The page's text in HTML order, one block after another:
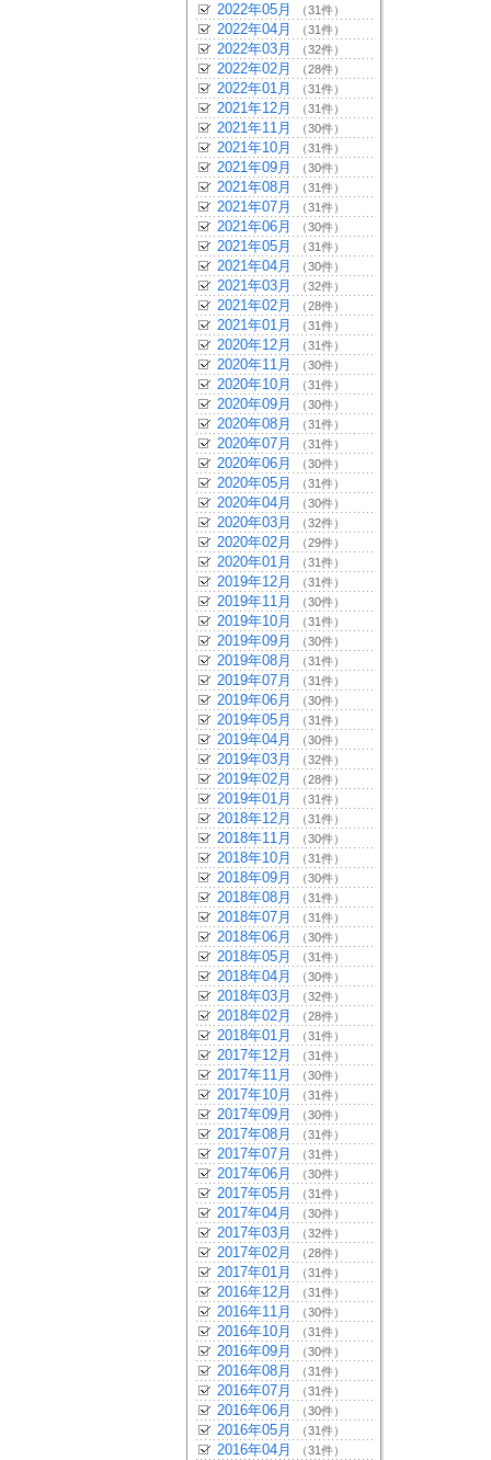
2022年05月 （31件）
2022年04月 （31件）
2022年03月 （32件）
2022年02月 （28件）
2022年01月 （31件）
2021年12月 （31件）
2021年11月 （30件）
2021年10月 （31件）
2021年09月 （30件）
2021年08月 （31件）
2021年07月 （31件）
2021年06月 （30件）
2021年05月 （31件）
2021年04月 （30件）
2021年03月 （32件）
2021年02月 （28件）
2021年01月 （31件）
2020年12月 （31件）
2020年11月 （30件）
2020年10月 （31件）
2020年09月 （30件）
2020年08月 （31件）
2020年07月 （31件）
2020年06月 （30件）
2020年05月 （31件）
2020年04月 （30件）
2020年03月 （32件）
2020年02月 （29件）
2020年01月 （31件）
2019年12月 （31件）
2019年11月 （30件）
2019年10月 （31件）
2019年09月 （30件）
2019年08月 （31件）
2019年07月 （31件）
2019年06月 （30件）
2019年05月 （31件）
2019年04月 （30件）
2019年03月 （32件）
2019年02月 （28件）
2019年01月 （31件）
2018年12月 （31件）
2018年11月 （30件）
2018年10月 （31件）
2018年09月 （30件）
2018年08月 （31件）
2018年07月 （31件）
2018年06月 （30件）
2018年05月 （31件）
2018年04月 （30件）
2018年03月 （32件）
2018年02月 （28件）
2018年01月 （31件）
2017年12月 （31件）
2017年11月 （30件）
2017年10月 （31件）
2017年09月 （30件）
2017年08月 （31件）
2017年07月 （31件）
2017年06月 （30件）
2017年05月 （31件）
2017年04月 （30件）
2017年03月 （32件）
2017年02月 （28件）
2017年01月 （31件）
2016年12月 （31件）
2016年11月 （30件）
2016年10月 （31件）
2016年09月 （30件）
2016年08月 （31件）
2016年07月 （31件）
2016年06月 （30件）
2016年05月 （31件）
2016年04月 （31件）